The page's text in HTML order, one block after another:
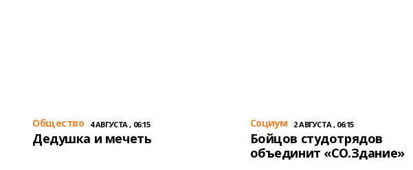
Общество 4 АВГУСТА , 06:15
Дедушка и мечеть
Cоциум 2 АВГУСТА , 06:15
Бойцов студотрядов
объединит «СО.Здание»